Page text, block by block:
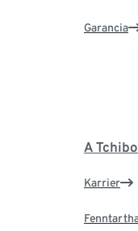
Garancia
A
Karrier